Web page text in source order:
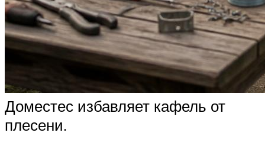
Доместес избавляет кафель от
плесени.